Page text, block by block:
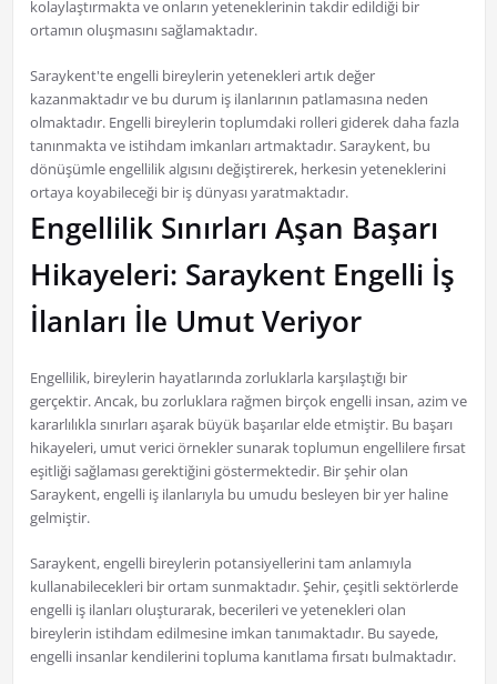
kolaylaştırmakta ve onların yeteneklerinin takdir edildiği bir
ortamın oluşmasını sağlamaktadır.
Saraykent'te engelli bireylerin yetenekleri artık değer
kazanmaktadır ve bu durum iş ilanlarının patlamasına neden
olmaktadır. Engelli bireylerin toplumdaki rolleri giderek daha fazla
tanınmakta ve istihdam imkanları artmaktadır. Saraykent, bu
dönüşümle engellilik algısını değiştirerek, herkesin yeteneklerini
ortaya koyabileceği bir iş dünyası yaratmaktadır.
Engellilik Sınırları Aşan Başarı
Hikayeleri: Saraykent Engelli İş
İlanları İle Umut Veriyor
Engellilik, bireylerin hayatlarında zorluklarla karşılaştığı bir
gerçektir. Ancak, bu zorluklara rağmen birçok engelli insan, azim ve
kararlılıkla sınırları aşarak büyük başarılar elde etmiştir. Bu başarı
hikayeleri, umut verici örnekler sunarak toplumun engellilere fırsat
eşitliği sağlaması gerektiğini göstermektedir. Bir şehir olan
Saraykent, engelli iş ilanlarıyla bu umudu besleyen bir yer haline
gelmiştir.
Saraykent, engelli bireylerin potansiyellerini tam anlamıyla
kullanabilecekleri bir ortam sunmaktadır. Şehir, çeşitli sektörlerde
engelli iş ilanları oluşturarak, becerileri ve yetenekleri olan
bireylerin istihdam edilmesine imkan tanımaktadır. Bu sayede,
engelli insanlar kendilerini topluma kanıtlama fırsatı bulmaktadır.